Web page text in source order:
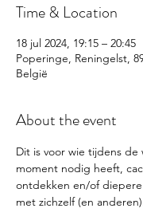
Time & Location
18 jul 2024, 19:15 – 20:45
Poperinge, Reningelst,
België
About the event
Dit is voor wie tijdens de
moment nodig heeft,
ontdekken en/of
met zichzelf (en